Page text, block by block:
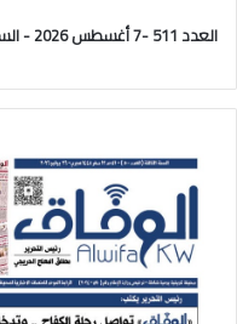
العدد 511 -7 أغسطس 2026 - السنة الثالثة